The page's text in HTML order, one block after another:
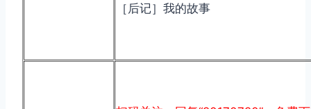
［后记］我的故事